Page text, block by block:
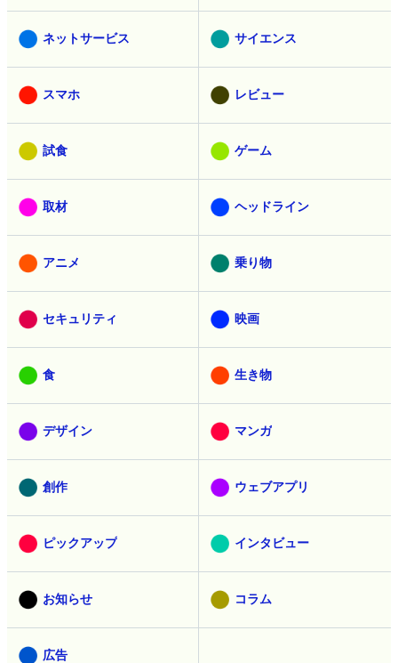
ネットサービス サイエンス
スマホ レビュー
試食 ゲーム
取材 ヘッドライン
アニメ 乗り物
セキュリティ 映画
食 生き物
デザイン マンガ
創作 ウェブアプリ
ピックアップ インタビュー
お知らせ コラム
広告